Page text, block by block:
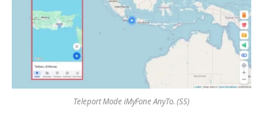
Teleport Mode iMyFone AnyTo. (SS)